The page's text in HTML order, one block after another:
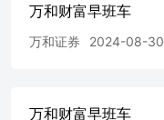
万和财富早班车
万和证券 2024-08-30
万和财富早班车